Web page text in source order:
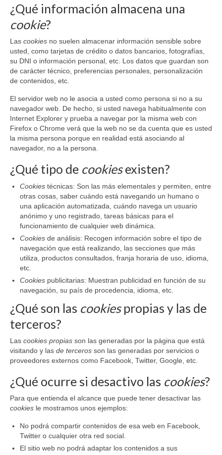
¿Qué información almacena una
cookie?
Las cookies no suelen almacenar información sensible sobre
usted, como tarjetas de crédito o datos bancarios, fotografías,
su DNI o información personal, etc. Los datos que guardan son
de carácter técnico, preferencias personales, personalización
de contenidos, etc.
El servidor web no le asocia a usted como persona si no a su
navegador web. De hecho, si usted navega habitualmente con
Internet Explorer y prueba a navegar por la misma web con
Firefox o Chrome verá que la web no se da cuenta que es usted
la misma persona porque en realidad está asociando al
navegador, no a la persona.
¿Qué tipo de cookiesexisten?
Cookies técnicas: Son las más elementales y permiten, entre
otras cosas, saber cuándo está navegando un humano o
una aplicación automatizada, cuándo navega un usuario
anónimo y uno registrado, tareas básicas para el
funcionamiento de cualquier web dinámica.
Cookies de análisis: Recogen información sobre el tipo de
navegación que está realizando, las secciones que más
utiliza, productos consultados, franja horaria de uso, idioma,
etc.
Cookies publicitarias: Muestran publicidad en función de su
navegación, su país de procedencia, idioma, etc.
¿Qué son las cookiespropias y las de
terceros?
Las cookies propias son las generadas por la página que está
visitando y las de terceros son las generadas por servicios o
proveedores externos como Facebook, Twitter, Google, etc.
¿Qué ocurre si desactivo las cookies?
Para que entienda el alcance que puede tener desactivar las
cookies le mostramos unos ejemplos:
No podrá compartir contenidos de esa web en Facebook,
Twitter o cualquier otra red social.
El sitio web no podrá adaptar los contenidos a sus